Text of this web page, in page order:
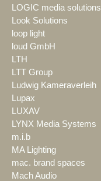
LOGIC media solutions
Look Solutions
loop light
loud GmbH
LTH
LTT Group
Ludwig Kameraverleih
Lupax
LUXAV
LYNX Media Systems
m.i.b
MA Lighting
mac. brand spaces
Mach Audio